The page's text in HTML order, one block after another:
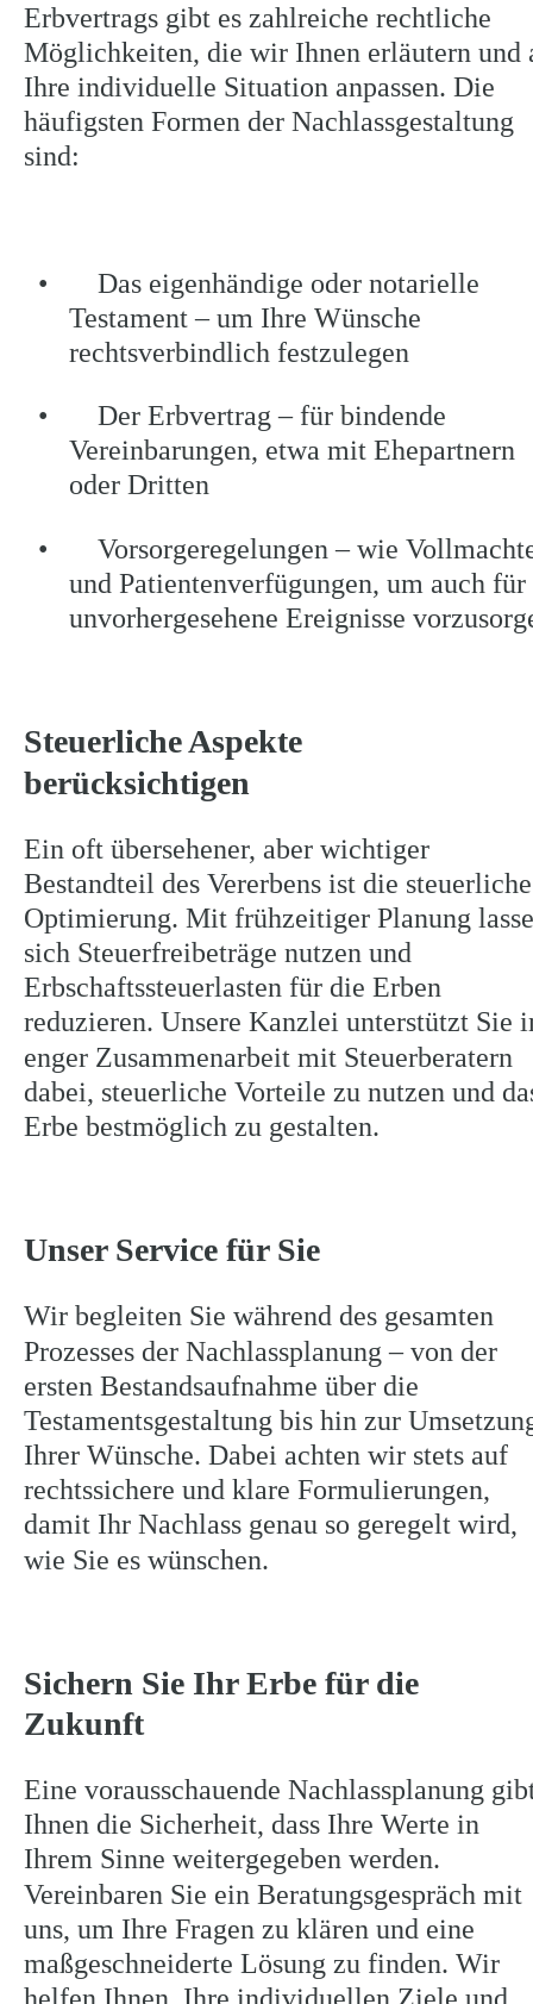
Erbvertrags gibt es zahlreiche rechtliche
Möglichkeiten, die wir Ihnen erläutern
Ihre individuelle Situation anpassen. Die
häufigsten Formen der Nachlassgestaltung
sind:
•
    Das eigenhändige oder notarielle
Testament – um Ihre Wünsche
rechtsverbindlich festzulegen
•
    Der Erbvertrag – für bindende
Vereinbarungen, etwa mit Ehepartnern
oder Dritten
•
Vorsorgeregelungen – wie
und Patientenverfügungen, um auch für
unvorhergesehene Ereignisse
Steuerliche Aspekte
berücksichtigen
Ein oft übersehener, aber wichtiger
Bestandteil des Vererbens ist die
Optimierung. Mit frühzeitiger Planung
sich Steuerfreibeträge nutzen und
Erbschaftssteuerlasten für die Erben
reduzieren. Unsere Kanzlei unterstützt Sie
enger Zusammenarbeit mit Steuerberatern
dabei, steuerliche Vorteile zu nutzen und
Erbe bestmöglich zu gestalten.
Unser Service für Sie
Wir begleiten Sie während des gesamten
Prozesses der Nachlassplanung – von der
ersten Bestandsaufnahme über die
Testamentsgestaltung bis hin zur
Ihrer Wünsche. Dabei achten wir stets auf
rechtssichere und klare Formulierungen,
damit Ihr Nachlass genau so geregelt wird,
wie Sie es wünschen.
Sichern Sie Ihr Erbe für die
Zukunft
Eine vorausschauende Nachlassplanung
Ihnen die Sicherheit, dass Ihre Werte in
Ihrem Sinne weitergegeben werden.
Vereinbaren Sie ein Beratungsgespräch mit
uns, um Ihre Fragen zu klären und eine
maßgeschneiderte Lösung zu finden. Wir